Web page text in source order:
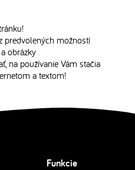
predvolených možností
obrázky
na používanie Vám stačia
a textom!
Funkcie